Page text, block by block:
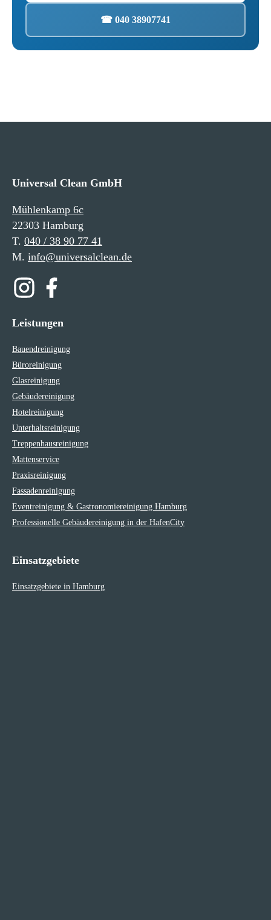
☎ 040 38907741
Universal Clean GmbH
Mühlenkamp 6c
22303 Hamburg
T. 040 / 38 90 77 41
M. info@universalclean.de
Leistungen
Bauendreinigung
Büroreinigung
Glasreinigung
Gebäudereinigung
Hotelreinigung
Unterhaltsreinigung
Treppenhausreinigung
Mattenservice
Praxisreinigung
Fassadenreinigung
Eventreinigung & Gastronomiereinigung Hamburg
Professionelle Gebäudereinigung in der HafenCity
Einsatzgebiete
Einsatzgebiete in Hamburg